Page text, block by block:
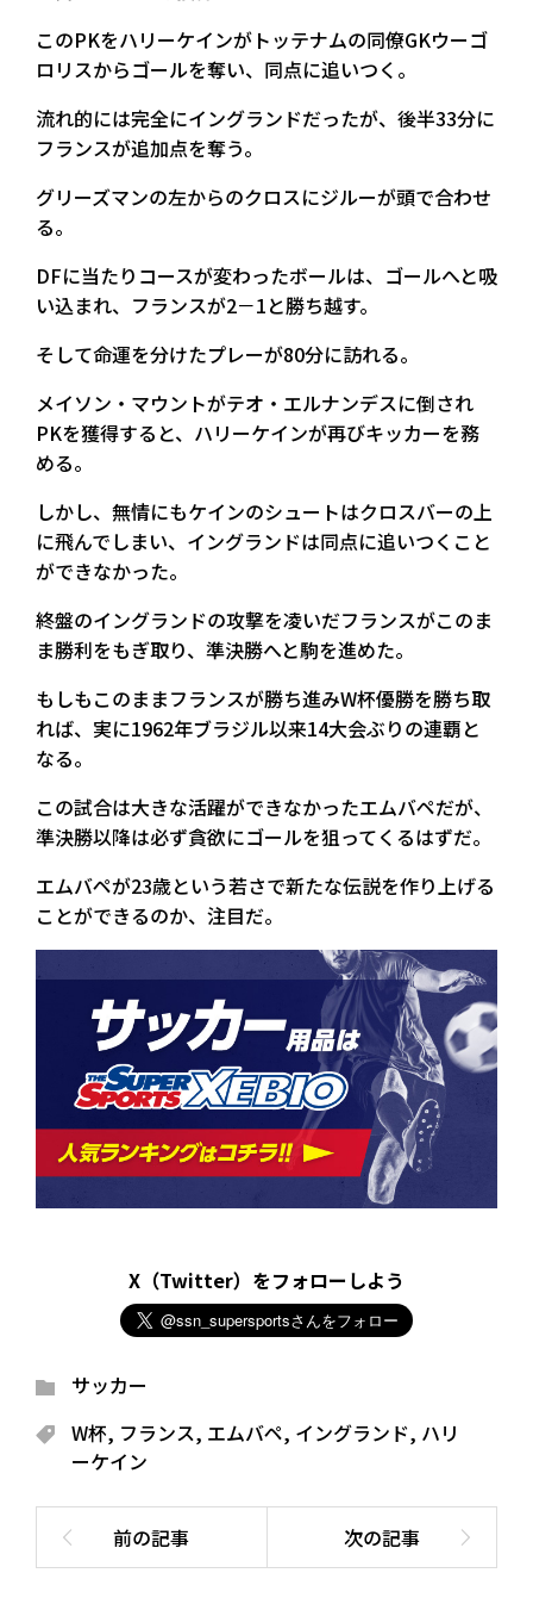
このPKをハリーケインがトッテナムの同僚GKウーゴ
ロリスからゴールを奪い、同点に追いつく。
流れ的には完全にイングランドだったが、後半33分に
フランスが追加点を奪う。
グリーズマンの左からのクロスにジルーが頭で合わせ
る。
DFに当たりコースが変わったボールは、ゴールへと吸
い込まれ、フランスが2－1と勝ち越す。
そして命運を分けたプレーが80分に訪れる。
メイソン・マウントがテオ・エルナンデスに倒され
PKを獲得すると、ハリーケインが再びキッカーを務
める。
しかし、無情にもケインのシュートはクロスバーの上
に飛んでしまい、イングランドは同点に追いつくこと
ができなかった。
終盤のイングランドの攻撃を凌いだフランスがこのま
ま勝利をもぎ取り、準決勝へと駒を進めた。
もしもこのままフランスが勝ち進みW杯優勝を勝ち取
れば、実に1962年ブラジル以来14大会ぶりの連覇と
なる。
この試合は大きな活躍ができなかったエムバペだが、
準決勝以降は必ず貪欲にゴールを狙ってくるはずだ。
エムバペが23歳という若さで新たな伝説を作り上げる
ことができるのか、注目だ。
X（Twitter）をフォローしよう
サッカー
W杯, フランス, エムバペ, イングランド, ハリ
ーケイン